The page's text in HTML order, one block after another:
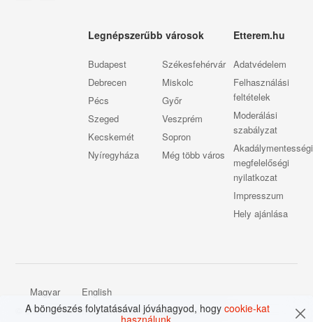
Legnépszerűbb városok
Budapest
Debrecen
Pécs
Szeged
Kecskemét
Nyíregyháza
Székesfehérvár
Miskolc
Győr
Veszprém
Sopron
Még több város
Etterem.hu
Adatvédelem
Felhasználási
feltételek
Moderálási
szabályzat
Akadálymentességi
megfelelőségi
nyilatkozat
Impresszum
Hely ajánlása
Magyar
English
© 2009 - 2026 Etterem.hu - Minden jog fenntartva
A böngészés folytatásával jóváhagyod, hogy cookie-kat
használunk